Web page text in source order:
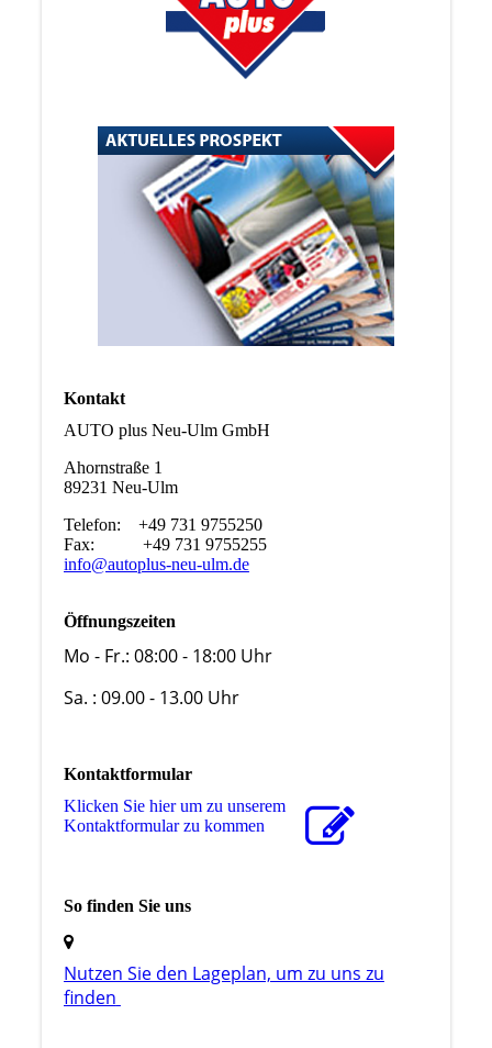
Kontakt
AUTO plus Neu-Ulm GmbH
Ahornstraße 1
89231 Neu-Ulm
Telefon: +49 731 9755250
Fax: +49 731 9755255
info@autoplus-neu-ulm.de
Öffnungszeiten
Mo - Fr.: 08:00 - 18:00 Uhr
Sa. : 09.00 - 13.00 Uhr
Kontaktformular
Klicken Sie hier um zu unserem
Kon­takt­for­mu­lar zu kommen
So finden Sie uns
Nutzen Sie den La­ge­plan, um zu uns zu
finden